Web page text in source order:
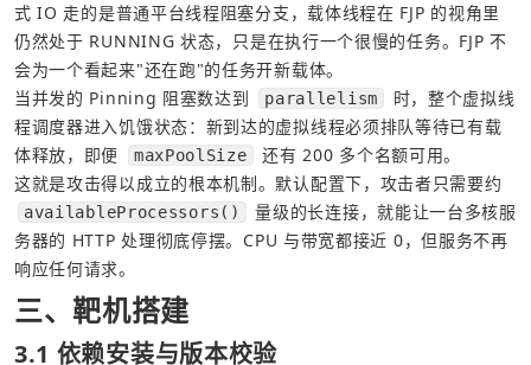
式 IO 走的是普通平台线程阻塞分支，载体线程在 FJP 的视角里
仍然处于 RUNNING 状态，只是在执行一个很慢的任务。FJP 不
会为一个看起来"还在跑"的任务开新载体。
当并发的 Pinning 阻塞数达到
parallelism
时，整个虚拟线
程调度器进入饥饿状态：新到达的虚拟线程必须排队等待已有载
体释放，即便
maxPoolSize
还有 200 多个名额可用。
这就是攻击得以成立的根本机制。默认配置下，攻击者只需要约
availableProcessors()
量级的长连接，就能让一台多核服
务器的 HTTP 处理彻底停摆。CPU 与带宽都接近 0，但服务不再
响应任何请求。
三、靶机搭建
3.1 依赖安装与版本校验